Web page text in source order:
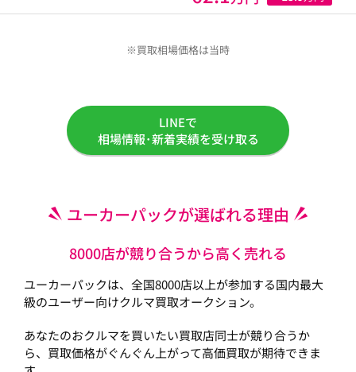
※買取相場価格は当時
LINEで
相場情報･新着実績を受け取る
ユーカーパックが選ばれる理由
8000店が競り合うから高く売れる
ユーカーパックは、全国8000店以上が参加する国内最大
級のユーザー向けクルマ買取オークション。
あなたのおクルマを買いたい買取店同士が競り合うか
ら、買取価格がぐんぐん上がって高価買取が期待できま